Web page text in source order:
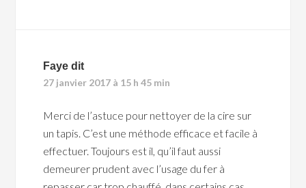
Faye dit
27 janvier 2017 à 15 h 45 min
Merci de l’astuce pour nettoyer de la cire sur
un tapis. C’est une méthode efficace et facile à
effectuer. Toujours est il, qu’il faut aussi
demeurer prudent avec l’usage du fer à